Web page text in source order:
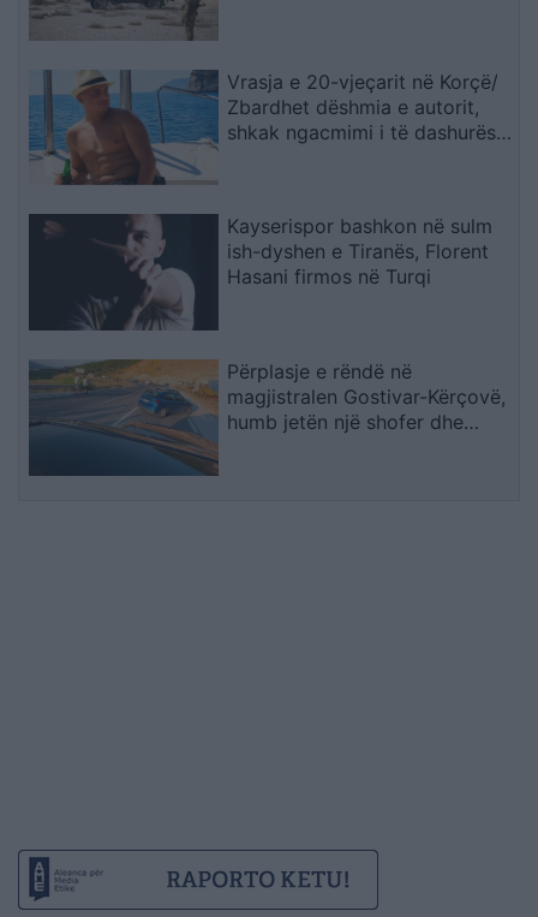
Vrasja e 20-vjeçarit në Korçë/
Zbardhet dëshmia e autorit,
shkak ngacmimi i të dashurës
Kayserispor bashkon në sulm
ish-dyshen e Tiranës, Florent
Hasani firmos në Turqi
Përplasje e rëndë në
magjistralen Gostivar-Kërçovë,
humb jetën një shofer dhe